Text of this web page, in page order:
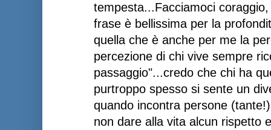
tempesta...Facciamoci
frase è bellissima per la
quella che è anche per me la
percezione di chi vive sempre
passaggio"...credo che chi ha
purtroppo spesso si sente un
quando incontra persone
non dare alla vita alcun rispetto